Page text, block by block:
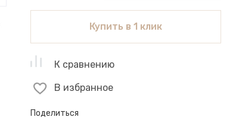
Купить в 1 клик
К сравнению
В избранное
Поделиться